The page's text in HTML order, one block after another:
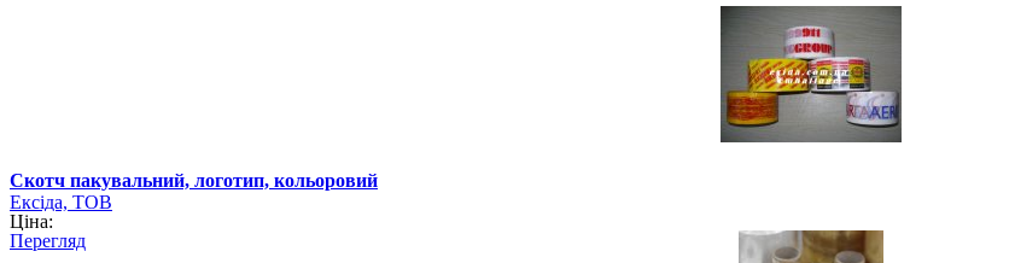
Скотч пакувальний, логотип, кольоровий
Ексіда, ТОВ
Ціна:
Перегляд